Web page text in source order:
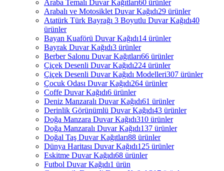
Araba Temalı Duvar Kağıtları60 ürünler
Arabalı ve Motosiklet Duvar Kağıdı29 ürünler
Atatürk Türk Bayrağı 3 Boyutlu Duvar Kağıdı40
ürünler
Bayan Kuaförü Duvar Kağıdı14 ürünler
Bayrak Duvar Kağıdı3 ürünler
Berber Salonu Duvar Kağıtları66 ürünler
Çiçek Desenli Duvar Kağıdı224 ürünler
Çiçek Desenli Duvar Kağıdı Modelleri307 ürünler
Çocuk Odası Duvar Kağıdı264 ürünler
Coffe Duvar Kağıdı6 ürünler
Deniz Manzaralı Duvar Kağıdı61 ürünler
Derinlik Görünümlü Duvar Kağıdı43 ürünler
Doğa Manzara Duvar Kağıdı310 ürünler
Doğa Manzaralı Duvar Kağıdı137 ürünler
Doğal Taş Duvar Kağıtları88 ürünler
Dünya Haritası Duvar Kağıdı125 ürünler
Eskitme Duvar Kağıdı68 ürünler
Futbol Duvar Kağıdı1 ürün